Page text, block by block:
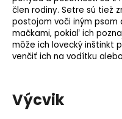
člen rodiny. Setre sú tiež
postojom voči iným psom
mačkami, pokiaľ ich
môže ich lovecký inštinkt
venčiť ich na vodítku
Výcvik